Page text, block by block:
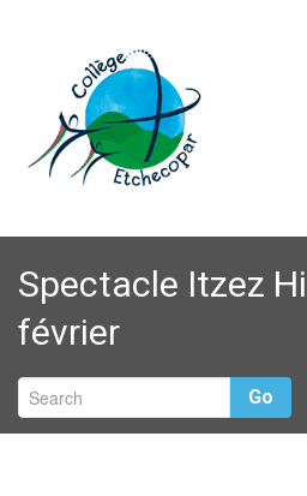
Spectacle Itzez
février
Go